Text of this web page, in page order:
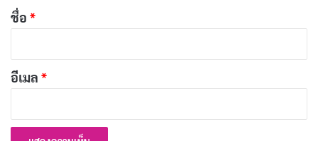
บนหน้าจอ.
สำหรับอุปกรณ์ iOS
มองหาลิงก์ดาวน์โหลดแอปพลิเคชันสำหรับ iOS.
*
ชื่อ *
อีเมล *